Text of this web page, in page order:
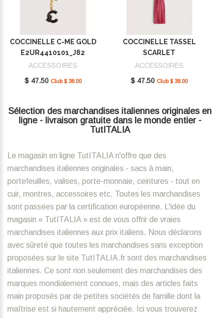
COCCINELLE C-ME GOLD
E2UR4410101_J82
ACCESSOIRES
$ 47.50 Club $ 38.00
COCCINELLE TASSEL
SCARLET
E2MU0410101_R02
ACCESSOIRES
$ 47.50 Club $ 38.00
Sélection des marchandises italiennes originales en
ligne - livraison gratuite dans le monde entier -
TutITALIA
Le magasin en ligne TutITALIA n'offre que des
marchandises italiennes originales - sacs à main,
portefeuilles, valises, porte-monnaie, ceintures - tout en
cuir, montres, accessoires etc. Toutes les marchandises
sont passées par la certification européenne. L'idée du
magasin « TutITALIA » est de vous offrir de vraies
marchandises italiennes aux prix italiens. Nous déclarons
avec sûreté que toutes les marchandises sans exception
proposées sur le site TutITALIA.fr sont des marchandises
italiennes. Ce sont non seulement des marchandises des
marques mondialement connues, mais des articles faits
main proposés par de petites sociétés de famille dont la
maîtrise est si hautement appréciée. Ici vous trouverez